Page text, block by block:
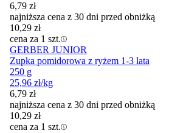
6,79 zł
najniższa cena z 30 dni przed obniżką
10,29 zł
cena za 1 szt.
GERBER JUNIOR
Zupka pomidorowa z ryżem 1-3 lata
250 g
25,96 zł/kg
6,79 zł
najniższa cena z 30 dni przed obniżką
10,29 zł
cena za 1 szt.